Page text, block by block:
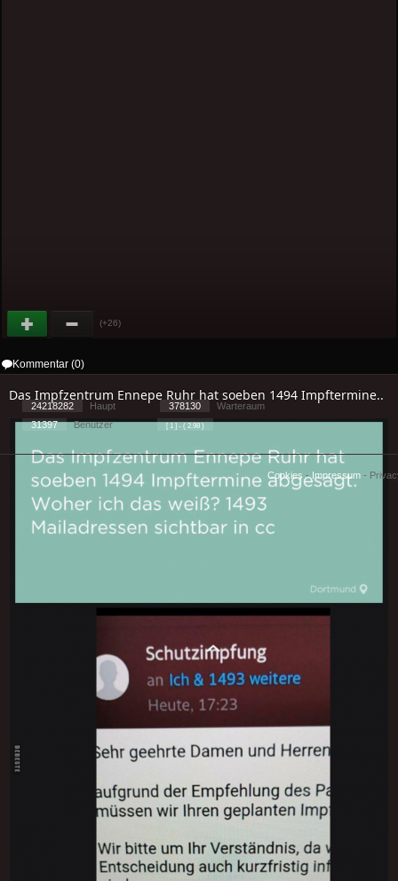
(+26)
Kommentar (0)
Das Impfzentrum Ennepe Ruhr hat soeben 1494 Impftermine..
24218282 Haupt 378130
Warteraum
31397
Benutzer [ 1 ] - ( 2.98 )
Cookies -Impressum -